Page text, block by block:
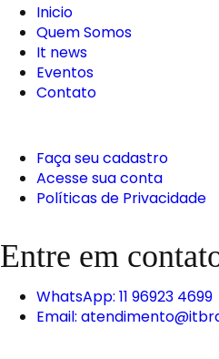
Inicio
Quem Somos
It news
Eventos
Contato
Faça seu cadastro
Acesse sua conta
Políticas de Privacidade
Entre em
WhatsApp: 11 96923 4699
Email: